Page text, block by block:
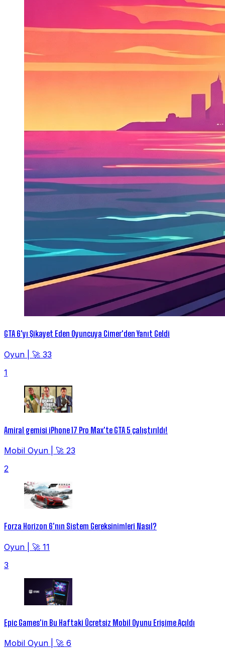
GTA 6'yı Şikayet Eden Oyuncuya Cimer'den Yanıt Geldi
Oyun
🚀 33
1
Amiral gemisi iPhone 17 Pro Max'te GTA 5 çalıştırıldı!
Mobil Oyun
🚀 23
2
Forza Horizon 6'nın Sistem Gereksinimleri Nasıl?
Oyun
🚀 11
3
Epic Games'in Bu Haftaki Ücretsiz Mobil Oyunu Erişime Açıldı
Mobil Oyun
🚀 6